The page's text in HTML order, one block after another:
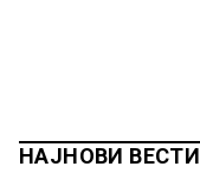
НАЈНОВИ ВЕСТИ